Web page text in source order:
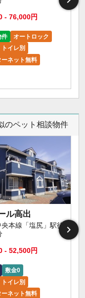
- 76,000円
件
オートロック
イレ別
ーネット無料
のペット相談物件
ル高出
央本線「塩尻」駅徒
- 52,500円
敷金0
イレ別
ーネット無料